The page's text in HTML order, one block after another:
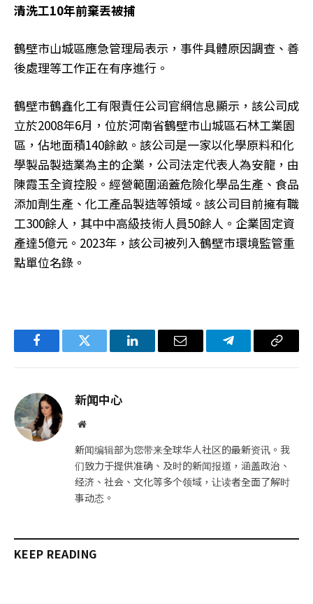
清洗工10年前棄丟被捕
鶴壁市山城區應急管理局表示，事件具體原因調查、善
後處理等工作正在有序進行。
鶴壁市鶴鑫化工有限責任公司官網信息顯示，該公司成
立於2008年6月，位於河南省鶴壁市山城區石林工業園
區，佔地面積140餘畝。該公司是一家以化學原料和化
學製品製造業為主的企業，公司法定代表人為安龍，由
陳霞玉全資控股。經營範圍涵蓋危險化學品生產、食品
添加劑生產、化工產品製造等領域。該公司目前擁有職
工300餘人，其中中高級技術人員50餘人。企業固定資
產達5億元。2023年，該公司被列入鶴壁市環境監管重
點單位名錄。
FacebookTwitter LinkedIn电
Telegram复
新闻中心
网
新闻编辑部为您带来全球华人社区的最新资讯。我
们致力于提供准确、及时的新闻报道，涵盖政治、
经济、社会、文化等多个领域，让读者全面了解时
事动态。
KEEP READING